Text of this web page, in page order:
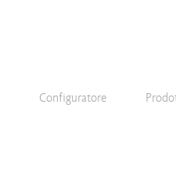
Configuratore